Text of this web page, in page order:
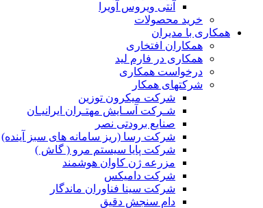
آنتی ویروس آویرا
خرید محصولات
همکاری با مدیران
همکاران افتخاری
همکاری در فارم لید
درخواست همکاری
شرکتهای همکار
شرکت میکرون توزین
شـرکت آسـایش مهتـران ایرانیـان
صنایع برودتی نصر
شرکت رسا (ریز سامانه های سبز آینده)
شرکت پایا سیستم مرو ( گاش )
مزرعه ژن کاوان هوشمند
شرکت دامیکس
شرکت سینا فناوران ماندگار
دام سنجش دقیق